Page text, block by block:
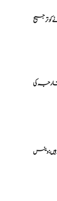
کو ترجیح
کی
وینس